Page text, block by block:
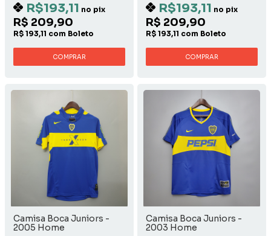
R$193,11 no pix
R$ 209,90
R$ 193,11 com Boleto
COMPRAR
R$193,11 no pix
R$ 209,90
R$ 193,11 com Boleto
COMPRAR
Camisa Boca Juniors -
2005 Home
Camisa Boca Juniors -
2003 Home